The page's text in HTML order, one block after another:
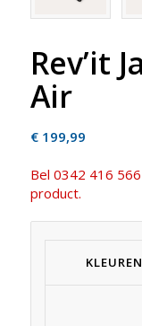
Rev’it
Air
€199,99
Bel 0342 416
product.